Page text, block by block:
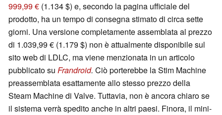
999,99 € (1.134 $) e, secondo la pagina ufficiale del
prodotto, ha un tempo di consegna stimato di circa sette
giorni. Una versione completamente assemblata al prezzo
di 1.039,99 € (1.179 $) non è attualmente disponibile sul
sito web di LDLC, ma viene menzionata in un articolo
pubblicato su Frandroid. Ciò porterebbe la Stim Machine
preassemblata esattamente allo stesso prezzo della
Steam Machine di Valve. Tuttavia, non è ancora chiaro se
il sistema verrà spedito anche in altri paesi. Finora, il mini-